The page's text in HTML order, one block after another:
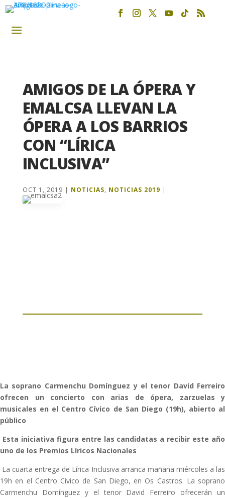
AMIGOS DE LA ÓPERA Y
EMALCSA LLEVAN LA
ÓPERA A LOS BARRIOS
CON “LÍRICA
INCLUSIVA”
OCT 1, 2019 | NOTICIAS, NOTICIAS 2019 |
La soprano Carmenchu Domínguez y el tenor David Ferreiro
ofrecen un concierto con arias de ópera, zarzuelas y
musicales en el Centro Cívico de San Diego (19h), abierto al
público
Esta iniciativa figura entre las candidatas a recibir este año
uno de los Premios Líricos Nacionales
La cuarta entrega de Lírica Inclusiva arranca mañana miércoles a las
19h en el Centro Cívico de San Diego, en Os Castros. La soprano
Carmenchu Domínguez y el tenor David Ferreiro ofrecerán un